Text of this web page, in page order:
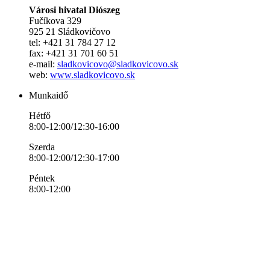
Városi hivatal Diószeg
Fučíkova 329
925 21 Sládkovičovo
tel: +421 31 784 27 12
fax: +421 31 701 60 51
e-mail: sladkovicovo@sladkovicovo.sk
web: www.sladkovicovo.sk
Munkaidő
Hétfő
8:00-12:00/12:30-16:00
Szerda
8:00-12:00/12:30-17:00
Péntek
8:00-12:00